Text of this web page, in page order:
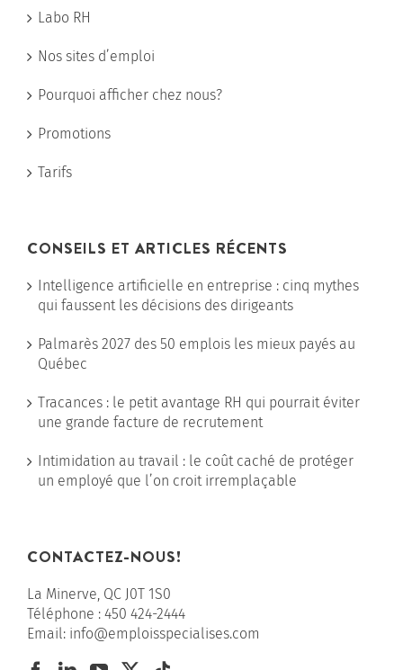
Labo RH
Nos sites d’emploi
Pourquoi afficher chez nous?
Promotions
Tarifs
CONSEILS ET ARTICLES RÉCENTS
Intelligence artificielle en entreprise : cinq mythes
qui faussent les décisions des dirigeants
Palmarès 2027 des 50 emplois les mieux payés au
Québec
Tracances : le petit avantage RH qui pourrait éviter
une grande facture de recrutement
Intimidation au travail : le coût caché de protéger
un employé que l’on croit irremplaçable
CONTACTEZ-NOUS!
La Minerve, QC J0T 1S0
Téléphone : 450 424-2444
Email: info@emploisspecialises.com